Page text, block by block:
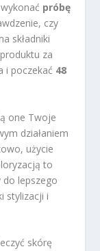
próbę
czy
składniki
za
i poczekać 48
one Twoje
działaniem
użycie
to
do lepszego
stylizacji i
skórę